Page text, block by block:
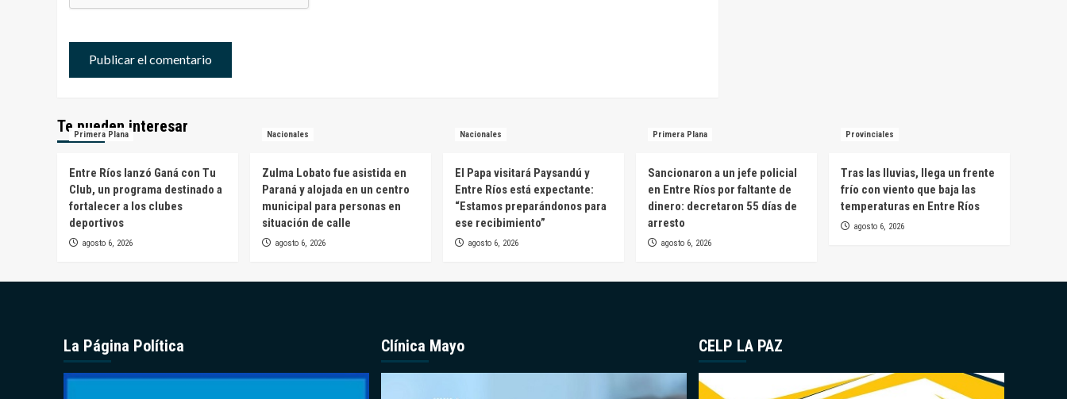
Te pueden interesar
Primera Plana
Entre Ríos lanzó Ganá con Tu
Club, un programa destinado a
fortalecer a los clubes
deportivos
agosto 6, 2026
Nacionales
Zulma Lobato fue asistida en
Paraná y alojada en un centro
municipal para personas en
situación de calle
agosto 6, 2026
Nacionales
El Papa visitará Paysandú y
Entre Ríos está expectante:
“Estamos preparándonos para
ese recibimiento”
agosto 6, 2026
Primera Plana
Sancionaron a un jefe policial
en Entre Ríos por faltante de
dinero: decretaron 55 días de
arresto
agosto 6, 2026
Provinciales
Tras las lluvias, llega un frente
frío con viento que baja las
temperaturas en Entre Ríos
agosto 6, 2026
La Página Política Clínica Mayo CELP LA PAZ